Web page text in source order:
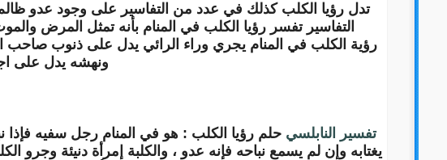
تدل رؤيا الكلب كذلك في عدد من التفاسير على وجود عدو
التفاسير تفسر رؤيا الكلب في المنام بأنه تمثل المرض
رؤية الكلب في المنام يجري وراء الرائي يدل على ذنوب صاحب
ونهشه يدل على
تفسير النابلسي حلم رؤيا الكلب : هو في المنام رجل سفيه
يغتابه وإن لم يسمع نباحه فإنه عدو ، والكلبة إمرأة دنيئة